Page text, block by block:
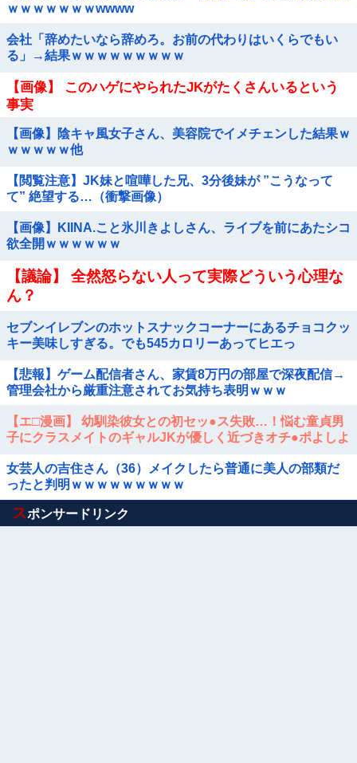
ｗｗｗｗｗｗｗwwww
会社「辞めたいなら辞めろ。お前の代わりはいくらでもい
る」→結果ｗｗｗｗｗｗｗｗｗ
【画像】 このハゲにやられたJKがたくさんいるという
事実
【画像】陰キャ風女子さん、美容院でイメチェンした結果ｗ
ｗｗｗｗｗ他
【閲覧注意】JK妹と喧嘩した兄、3分後妹が ”こうなって
て” 絶望する…（衝撃画像）
【画像】KIINA.こと氷川きよしさん、ライブを前にあたシコ
欲全開ｗｗｗｗｗｗ
【議論】 全然怒らない人って実際どういう心理な
ん？
セブンイレブンのホットスナックコーナーにあるチョコクッ
キー美味しすぎる。でも545カロリーあってヒエっ
【悲報】ゲーム配信者さん、家賃8万円の部屋で深夜配信→
管理会社から厳重注意されてお気持ち表明ｗｗｗ
【エ□漫画】 幼馴染彼女との初セッ●ス失敗…！悩む童貞男
子にクラスメイトのギャルJKが優しく近づきオチ●ポよしよ
女芸人の吉住さん（36）メイクしたら普通に美人の部類だ
ったと判明ｗｗｗｗｗｗｗｗｗ
Powered by livedoor 相互RSS
スポンサードリンク